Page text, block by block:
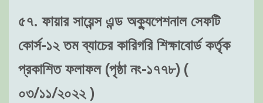
৫৭. ফায়ার সায়েন্স এন্ড অক্যুপেশনাল সেফটি
কোর্স-১২ তম ব্যাচের কারিগরি শিক্ষাবোর্ড কর্তৃক
প্রকাশিত ফলাফল (পৃষ্ঠা নং-১৭৭৮) (
০৩/১১/২০২২ )